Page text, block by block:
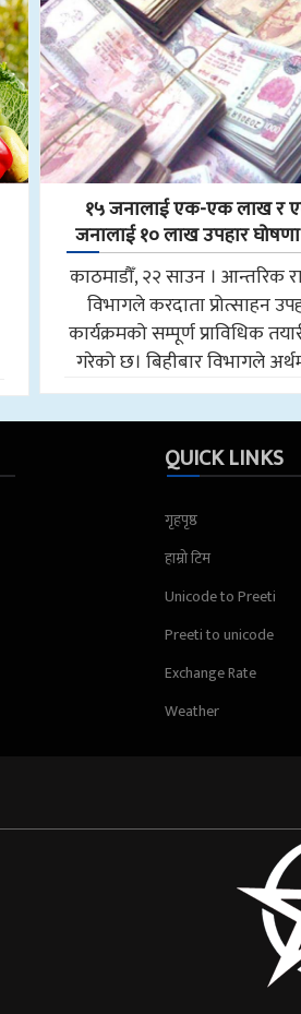
१५ जनालाई एक-एक लाख र
जनालाई १० लाख उपहार
काठमाडौँ, २२ साउन । आन्तरिक
विभागले करदाता प्रोत्साहन
कार्यक्रमको सम्पूर्ण प्राविधिक
गरेको छ। बिहीबार विभागले
QUICK LINKS
गृहपृष्ठ
हाम्रो टिम
Unicode to Preeti
Preeti to unicode
Exchange Rate
Weather